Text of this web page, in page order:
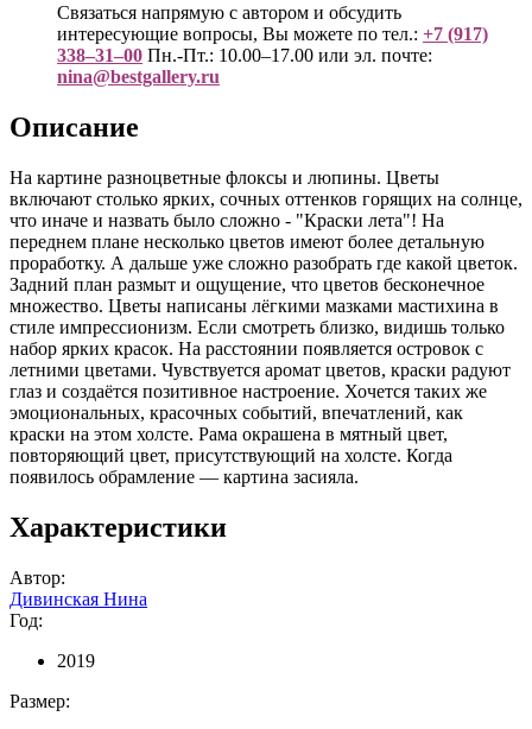
Связаться напрямую с автором и обсудить
интересующие вопросы, Вы можете по тел.: +7 (917)
338–31–00 Пн.-Пт.: 10.00–17.00 или эл. почте:
nina@bestgallery.ru
Описание
На картине разноцветные флоксы и люпины. Цветы
включают столько ярких, сочных оттенков горящих на солнце,
что иначе и назвать было сложно - "Краски лета"! На
переднем плане несколько цветов имеют более детальную
проработку. А дальше уже сложно разобрать где какой цветок.
Задний план размыт и ощущение, что цветов бесконечное
множество. Цветы написаны лёгкими мазками мастихина в
стиле импрессионизм. Если смотреть близко, видишь только
набор ярких красок. На расстоянии появляется островок с
летними цветами. Чувствуется аромат цветов, краски радуют
глаз и создаётся позитивное настроение. Хочется таких же
эмоциональных, красочных событий, впечатлений, как
краски на этом холсте. Рама окрашена в мятный цвет,
повторяющий цвет, присутствующий на холсте. Когда
появилось обрамление — картина засияла.
Характеристики
Автор:
Дивинская Нина
Год:
2019
Размер: